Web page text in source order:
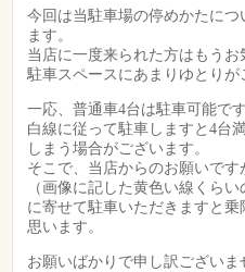
今回は当駐車場の停めかたに
ます。
当店に一度来られた方はもうお
駐車スペースにあまりゆとりが
一応、普通車4台は駐車可能で
白線に従って駐車しますと4台
しまう場合がございます。
そこで、当店からのお願いで
（画像に記した黄色い線くらい
に寄せて駐車いただきますと
思います。
お願いばかりで申し訳ござい